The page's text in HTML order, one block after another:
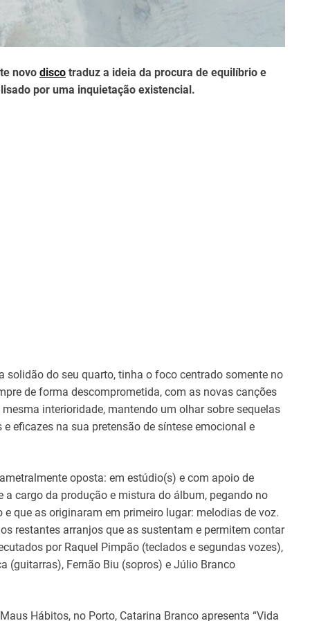
novo disco traduz a ideia da procura de equilíbrio e
por uma inquietação existencial.
solidão do seu quarto, tinha o foco centrado somente no
de forma descomprometida, com as novas canções
interioridade, mantendo um olhar sobre sequelas
eficazes na sua pretensão de síntese emocional e
oposta: em estúdio(s) e com apoio de
a cargo da produção e mistura do álbum, pegando no
que as originaram em primeiro lugar: melodias de voz.
restantes arranjos que as sustentam e permitem contar
por Raquel Pimpão (teclados e segundas vozes),
(guitarras), Fernão Biu (sopros) e Júlio Branco
Hábitos, no Porto, Catarina Branco apresenta “Vida